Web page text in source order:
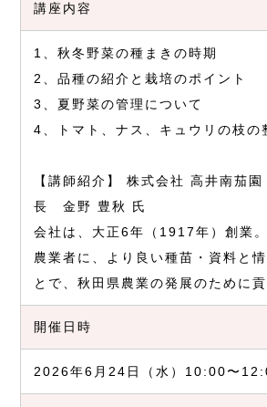
講座内容
1、秋冬野菜の種まきの時期
2、品種の紹介と栽培のポイント
3、夏野菜の管理について
4、トマト、ナス、キュウリの枝の
【講師紹介】 株式会社 高井南茄
長 金野 豊秋 氏
会社は、大正6年（1917年）創業。
農業者に、より良い種苗・資料と
とで、秋田県農業の発展のために貢
開催日時
2026年6月24日（水）10:00〜